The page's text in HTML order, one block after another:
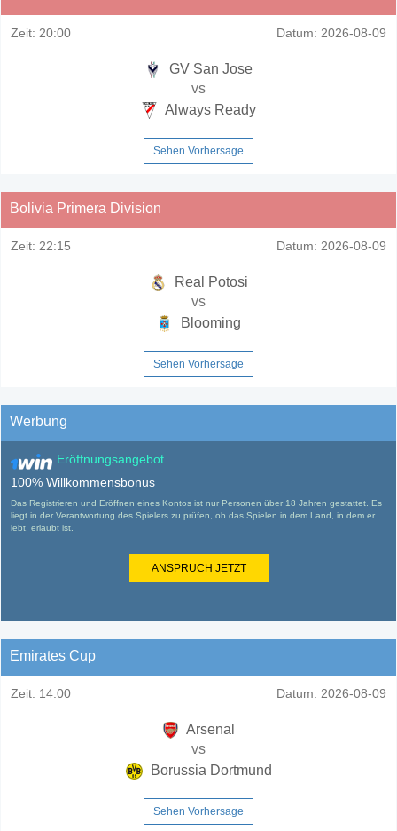
Zeit: 20:00 Datum: 2026-08-09
GV San Jose
vs
Always Ready
Sehen Vorhersage
Bolivia Primera Division
Zeit: 22:15 Datum: 2026-08-09
Real Potosi
vs
Blooming
Sehen Vorhersage
Werbung
Eröffnungsangebot
100% Willkommensbonus
Das Registrieren und Eröffnen eines Kontos ist nur Personen über 18 Jahren gestattet. Es
liegt in der Verantwortung des Spielers zu prüfen, ob das Spielen in dem Land, in dem er
lebt, erlaubt ist.
ANSPRUCH JETZT
Emirates Cup
Zeit: 14:00 Datum: 2026-08-09
Arsenal
vs
Borussia Dortmund
Sehen Vorhersage